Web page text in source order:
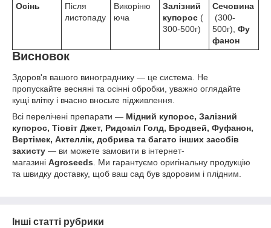
Осінь
Після
листопаду
Викоріню
юча
Залізний
купорос (
300-500г)
Сечовина
(300-
500г), Фу
фанон
Висновок
Здоров'я вашого винограднику — це система. Не
пропускайте весняні та осінні обробки, уважно оглядайте
кущі влітку і вчасно вносьте підживлення.
Всі перелічені препарати — Мідний купорос, Залізний
купорос, Тіовіт Джет, Ридоміл Голд, Бродвей, Фуфанон,
Вертімек, Актеллік, добрива та багато інших засобів
захисту — ви можете замовити в інтернет-
магазині Agroseeds. Ми гарантуємо оригінальну продукцію
та швидку доставку, щоб ваш сад був здоровим і плідним.
Інші статті рубрики